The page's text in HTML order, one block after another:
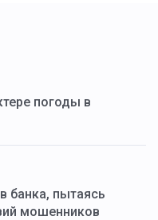
погоды в
банка, пытаясь
мошенников